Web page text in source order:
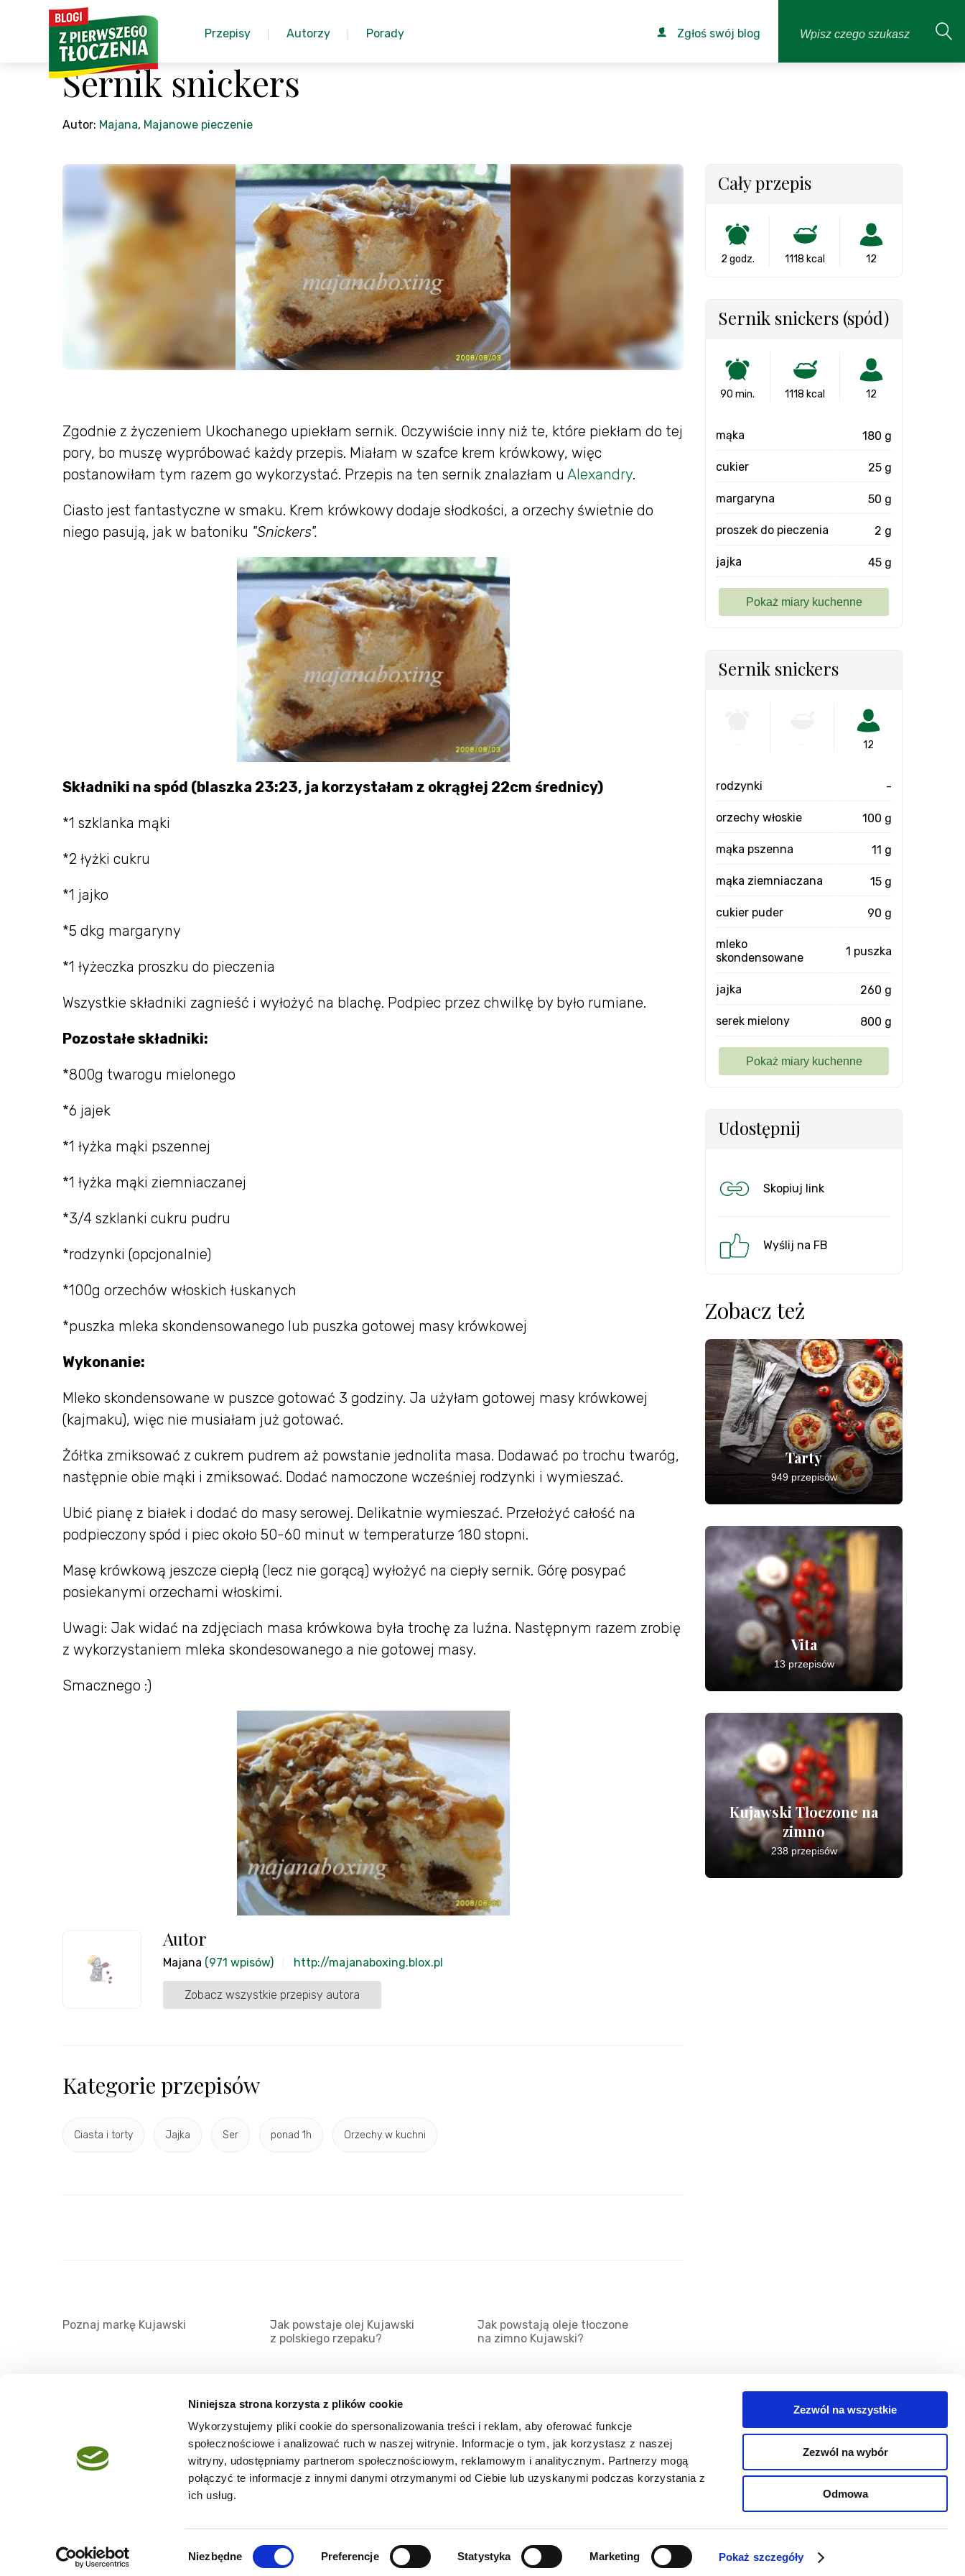
Niniejsza strona korzysta z plików cookie
Wykorzystujemy pliki cookie do spersonalizowania treści i reklam, aby oferować funkcje
społecznościowe i analizować ruch w naszej witrynie. Informacje o tym, jak korzystasz z naszej
witryny, udostępniamy partnerom społecznościowym, reklamowym i analitycznym. Partnerzy mogą
połączyć te informacje z innymi danymi otrzymanymi od Ciebie lub uzyskanymi podczas korzystania z
ich usług.
Niezbędne Preferencje Statystyka Marketing Pokaż szczegóły
Zezwól na wszystkie
Zezwól na wybór
Odmowa
Przepisy Autorzy Porady Zgłoś swój blog
Sernik snickers
Autor: Majana, Majanowe pieczenie
Zgodnie z życzeniem Ukochanego upiekłam sernik. Oczywiście inny niż te, które piekłam do tej
pory, bo muszę wypróbować każdy przepis. Miałam w szafce krem krówkowy, więc
postanowiłam tym razem go wykorzystać. Przepis na ten sernik znalazłam u Alexandry.
Ciasto jest fantastyczne w smaku. Krem krówkowy dodaje słodkości, a orzechy świetnie do
niego pasują, jak w batoniku "Snickers".
Składniki na spód (blaszka 23:23, ja korzystałam z okrągłej 22cm średnicy)
*1 szklanka mąki
*2 łyżki cukru
*1 jajko
*5 dkg margaryny
*1 łyżeczka proszku do pieczenia
Wszystkie składniki zagnieść i wyłożyć na blachę. Podpiec przez chwilkę by było rumiane.
Pozostałe składniki:
*800g twarogu mielonego
*6 jajek
*1 łyżka mąki pszennej
*1 łyżka mąki ziemniaczanej
*3/4 szklanki cukru pudru
*rodzynki (opcjonalnie)
*100g orzechów włoskich łuskanych
*puszka mleka skondensowanego lub puszka gotowej masy krówkowej
Wykonanie:
Mleko skondensowane w puszce gotować 3 godziny. Ja użyłam gotowej masy krówkowej
(kajmaku), więc nie musiałam już gotować.
Żółtka zmiksować z cukrem pudrem aż powstanie jednolita masa. Dodawać po trochu twaróg,
następnie obie mąki i zmiksować. Dodać namoczone wcześniej rodzynki i wymieszać.
Ubić pianę z białek i dodać do masy serowej. Delikatnie wymieszać. Przełożyć całość na
podpieczony spód i piec około 50-60 minut w temperaturze 180 stopni.
Masę krówkową jeszcze ciepłą (lecz nie gorącą) wyłożyć na ciepły sernik. Górę posypać
posiekanymi orzechami włoskimi.
Uwagi: Jak widać na zdjęciach masa krówkowa była trochę za luźna. Następnym razem zrobię
z wykorzystaniem mleka skondesowanego a nie gotowej masy.
Smacznego :)
Autor
Majana (971 wpisów) http://majanaboxing.blox.pl
Zobacz wszystkie przepisy autora
Kategorie przepisów
Ciasta i torty Jajka Ser ponad 1h Orzechy w kuchni
Cały przepis
2 godz. 1118 kcal 12
Sernik snickers (spód)
90 min. 1118 kcal 12
mąka 180 g
cukier 25 g
margaryna 50 g
proszek do pieczenia 2 g
jajka 45 g
Sernik snickers
12
rodzynki -
orzechy włoskie 100 g
mąka pszenna 11 g
mąka ziemniaczana 15 g
cukier puder 90 g
mleko
skondensowane
1 puszka
jajka 260 g
serek mielony 800 g
Udostępnij
Skopiuj link
Wyślij na FB
Zobacz też
Tarty
949 przepisów
Vita
13 przepisów
Kujawski Tłoczone na
zimno
238 przepisów
Poznaj markę Kujawski
Jak powstaje olej Kujawski
z polskiego rzepaku?
Jak powstają oleje tłoczone
na zimno Kujawski?
Regulamin
Mapa serwisu
Kanały RSS
Porady
Kategorie
Kontakt
Zaloguj się
Copyright @2026 zpierwszegotloczenia.pl